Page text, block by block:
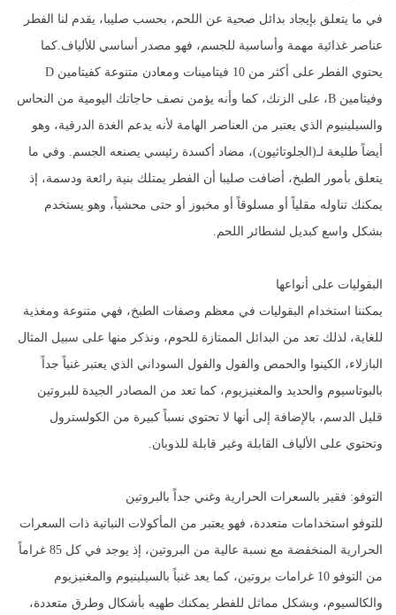
في ما يتعلق بإيجاد بدائل صحية عن اللحم، بحسب صليبا، يقدم لنا الفطر
عناصر غذائية مهمة وأساسية للجسم، فهو مصدر أساسي للألياف.كما
يحتوي الفطر على أكثر من 10 فيتامينات ومعادن متنوعة كفيتامين D
وفيتامين B، على الزنك، كما وأنه يؤمن نصف حاجاتك اليومية من النحاس
والسيلينيوم الذي يعتبر من العناصر الهامة لأنه يدعم الغدة الدرقية، وهو
أيضاً طليعة لـ(الجلوتاثيون)، مضاد أكسدة رئيسي يصنعه الجسم. وفي ما
يتعلق بأمور الطبخ، أضافت صليبا أن الفطر يمتلك بنية رائعة ودسمة، إذ
يمكنك تناوله مقلياً أو مسلوقاً أو مخبوز أو حتى محشياً، وهو يستخدم
بشكل واسع كبديل لشطائر اللحم.
البقوليات على أنواعها
يمكننا استخدام البقوليات في معظم وصفات الطبخ، فهي متنوعة ومغذية
للغاية، لذلك تعد من البدائل الممتازة للحوم، ونذكر منها على سبيل المثال
البازلاء، الكينوا والحمص والفول والفول السوداني الذي يعتبر غنياً جداً
بالبوتاسيوم والحديد والمغنيزيوم، كما تعد من المصادر الجيدة للبروتين
قليل الدسم، بالإضافة إلى أنها لا تحتوي نسباً كبيرة من الكولسترول
وتحتوي على الألياف القابلة وغير قابلة للذوبان.
التوفو: فقير بالسعرات الحرارية وغني جداً بالبروتين
للتوفو استخدامات متعددة، فهو يعتبر من المأكولات النباتية ذات السعرات
الحرارية المنخفضة مع نسبة عالية من البروتين، إذ يوجد في كل 85 غراماً
من التوفو 10 غرامات بروتين، كما يعد غنياً بالسيلينيوم والمغنيزيوم
والكالسيوم، وبشكل مماثل للفطر يمكنك طهيه بأشكال وطرق متعددة،